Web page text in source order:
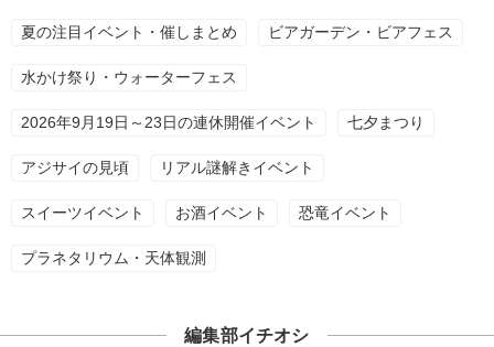
夏の注目イベント・催しまとめ ビアガーデン・ビアフェス
水かけ祭り・ウォーターフェス
2026年9月19日～23日の連休開催イベント 七夕まつり
アジサイの見頃 リアル謎解きイベント
スイーツイベント お酒イベント 恐竜イベント
プラネタリウム・天体観測
編集部イチオシ